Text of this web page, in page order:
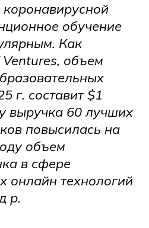
обучение
Как
объем
г. составит $1
выручка 60 лучших
повысилась на
объем
в сфере
онлайн технологий
р.